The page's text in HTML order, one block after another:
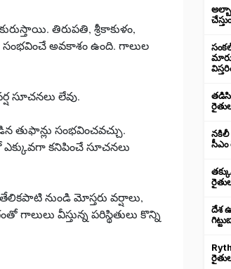
తిరుపతి, శ్రీకాకుళం,
సంభవించే అవకాశం ఉంది. గాలుల
సూచనలు లేవు.
సంభవించవచ్చు.
ఎక్కువగా కనిపించే సూచనలు
నుండి మోస్తరు వర్షాలు,
గాలులు వీస్తున్న పరిస్థితులు కొన్ని
నకిలీ
సీఎం
దేశ